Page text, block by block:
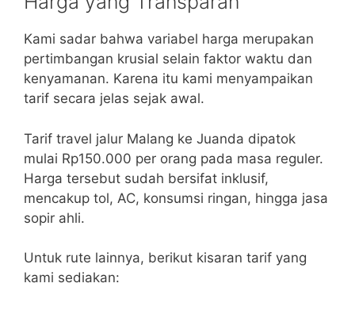
Kami sadar bahwa variabel harga merupakan
pertimbangan krusial selain faktor waktu dan
kenyamanan. Karena itu kami menyampaikan
tarif secara jelas sejak awal.
Tarif travel jalur Malang ke Juanda dipatok
mulai Rp150.000 per orang pada masa reguler.
Harga tersebut sudah bersifat inklusif,
mencakup tol, AC, konsumsi ringan, hingga jasa
sopir ahli.
Untuk rute lainnya, berikut kisaran tarif yang
kami sediakan: